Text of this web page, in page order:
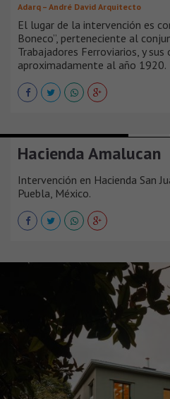
Adarq – André David Arquitecto
El lugar de la intervención es
Boneco”, perteneciente al
Trabajadores Ferroviarios, y
aproximadamente al año 1920.
Hacienda Amalucan
Intervención en Hacienda San
Puebla, México.